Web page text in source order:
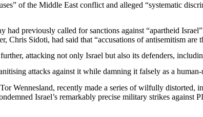
of the Middle Eastconflictand alleged “systematic
had previously called for sanctions against “apartheid
, Chris Sidoti, had said that “accusations ofantisemitism are
further, attacking not only Israel but also its defenders,
attacks against it while damning it falsely as a human-
TorWennesland, recently made a series ofwilfully distorted,
Israel’s remarkably precise military strikes against